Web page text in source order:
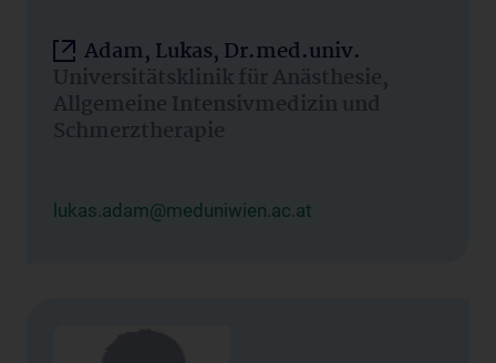
Adam, Lukas, Dr.med.univ.
Universitätsklinik für Anästhesie,
Allgemeine Intensivmedizin und
Schmerztherapie
lukas.adam@meduniwien.ac.at